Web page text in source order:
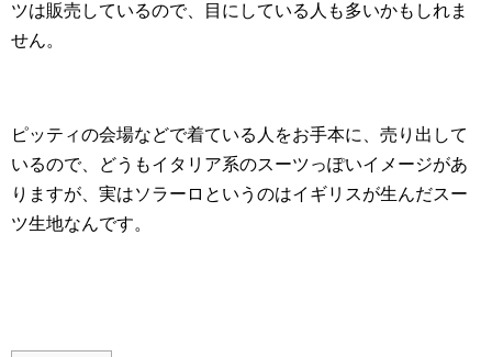
ツは販売しているので、目にしている人も多いかもしれま
せん。
ピッティの会場などで着ている人をお手本に、売り出して
いるので、どうもイタリア系のスーツっぽいイメージがあ
りますが、実はソラーロというのはイギリスが生んだスー
ツ生地なんです。